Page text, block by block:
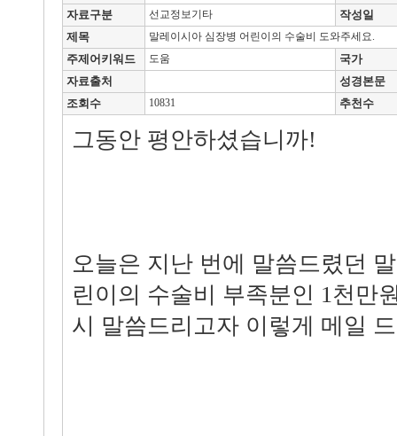
자료구분
선교정보기타
작성일
제목
말레이시아 심장병 어린이의 수술비 도와주세요.
주제어키워드 도움
국가
자료출처
성경본문
조회수
10831 추천수
그동안 평안하셨습니까!
오늘은 지난 번에 말씀드렸던
린이의 수술비 부족분인 1천만
시 말씀드리고자 이렇게 메일